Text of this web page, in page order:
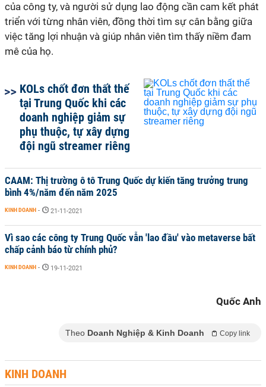
của công ty, và người sử dụng lao động cần cam kết phát
triển với từng nhân viên, đồng thời tìm sự cân bằng giữa
việc tăng lợi nhuận và giúp nhân viên tìm thấy niềm đam
mê của họ.
KOLs chốt đơn thất thế
tại Trung Quốc khi các
doanh nghiệp giảm sự
phụ thuộc, tự xây dựng
đội ngũ streamer riêng
CAAM: Thị trường ô tô Trung Quốc dự kiến tăng trưởng trung
bình 4%/năm đến năm 2025
KINH DOANH - 21-11-2021
Vì sao các công ty Trung Quốc vẫn 'lao đầu' vào metaverse bất
chấp cảnh báo từ chính phủ?
KINH DOANH - 19-11-2021
Quốc Anh
Theo Doanh Nghiệp & Kinh Doanh Copy link
KINH DOANH